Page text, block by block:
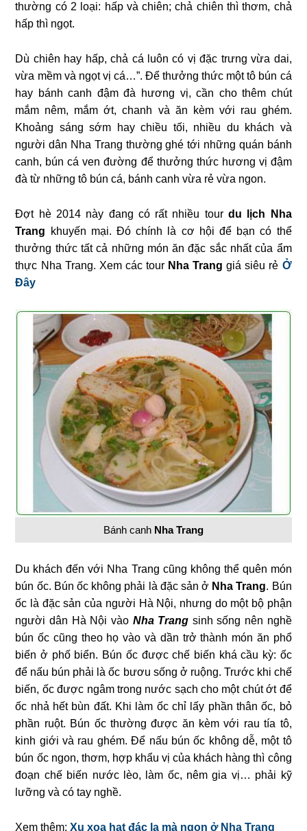
thường có 2 loại: hấp và chiên; chả chiên thì thơm, chả
hấp thì ngọt.
Dù chiên hay hấp, chả cá luôn có vị đặc trưng vừa dai,
vừa mềm và ngọt vị cá…”. Để thưởng thức một tô bún cá
hay bánh canh đậm đà hương vị, cần cho thêm chút
mắm nêm, mắm ớt, chanh và ăn kèm với rau ghém.
Khoảng sáng sớm hay chiều tối, nhiều du khách và
người dân Nha Trang thường ghé tới những quán bánh
canh, bún cá ven đường để thưởng thức hương vị đậm
đà từ những tô bún cá, bánh canh vừa rẻ vừa ngon.
Đợt hè 2014 này đang có rất nhiều tourdu lịch Nha
Trang khuyến mại. Đó chính là cơ hội để bạn có thể
thưởng thức tất cả những món ăn đặc sắc nhất của ẩm
thực Nha Trang. Xem các tour Nha Trang giá siêu rẻ Ở
Đây
Bánh canh Nha Trang
Du khách đến với Nha Trang cũng không thể quên món
bún ốc. Bún ốc không phải là đặc sản ở Nha Trang. Bún
ốc là đặc sản của người Hà Nội, nhưng do một bộ phận
người dân Hà Nội vào Nha Trang sinh sống nên nghề
bún ốc cũng theo họ vào và dần trở thành món ăn phổ
biến ở phố biển. Bún ốc được chế biến khá cầu kỳ: ốc
để nấu bún phải là ốc bươu sống ở ruộng. Trước khi chế
biến, ốc được ngâm trong nước sạch cho một chút ớt để
ốc nhả hết bùn đất. Khi làm ốc chỉ lấy phần thân ốc, bỏ
phần ruột. Bún ốc thường được ăn kèm với rau tía tô,
kinh giới và rau ghém. Để nấu bún ốc không dễ, một tô
bún ốc ngon, thơm, hợp khẩu vị của khách hàng thì công
đoạn chế biến nước lèo, làm ốc, nêm gia vị… phải kỹ
lưỡng và có tay nghề.
Xem thêm:Xu xoa hạt đác lạ mà ngon ở Nha Trang